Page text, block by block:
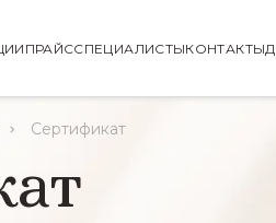
ПРАЙССПЕЦИАЛИСТЫКОНТАКТЫ
Сертификат